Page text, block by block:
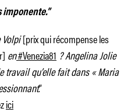
imponente.”
Volpi[prix qui récompense les
en#Venezia81 ? Angelina Jolie
travail qu’elle fait dans « Maria
.”
ici